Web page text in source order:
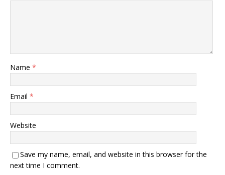
Name *
Email *
Website
Save my name, email, and website in this browser for the
next time I comment.